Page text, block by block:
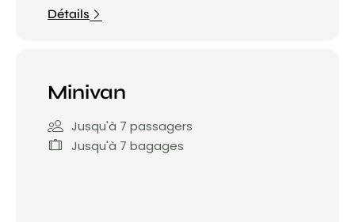
Détails
Minivan
Jusqu'à 7 passagers
Jusqu'à 7 bagages